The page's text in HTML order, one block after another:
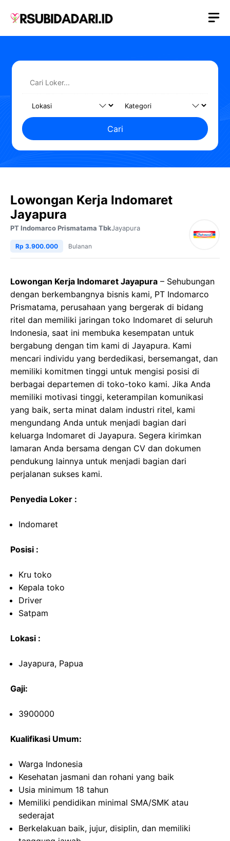
Cari
Lowongan Kerja Indomaret
Jayapura
PT Indomarco Prismatama TbkJayapura
Rp 3.900.000 Bulanan
Lowongan Kerja Indomaret Jayapura – Sehubungan
dengan berkembangnya bisnis kami, PT Indomarco
Prismatama, perusahaan yang bergerak di bidang
ritel dan memiliki jaringan toko Indomaret di seluruh
Indonesia, saat ini membuka kesempatan untuk
bergabung dengan tim kami di Jayapura. Kami
mencari individu yang berdedikasi, bersemangat, dan
memiliki komitmen tinggi untuk mengisi posisi di
berbagai departemen di toko-toko kami. Jika Anda
memiliki motivasi tinggi, keterampilan komunikasi
yang baik, serta minat dalam industri ritel, kami
mengundang Anda untuk menjadi bagian dari
keluarga Indomaret di Jayapura. Segera kirimkan
lamaran Anda bersama dengan CV dan dokumen
pendukung lainnya untuk menjadi bagian dari
perjalanan sukses kami.
Penyedia Loker :
Indomaret
Posisi :
Kru toko
Kepala toko
Driver
Satpam
Lokasi :
Jayapura, Papua
Gaji:
3900000
Kualifikasi Umum:
Warga Indonesia
Kesehatan jasmani dan rohani yang baik
Usia minimum 18 tahun
Memiliki pendidikan minimal SMA/SMK atau
sederajat
Berkelakuan baik, jujur, disiplin, dan memiliki